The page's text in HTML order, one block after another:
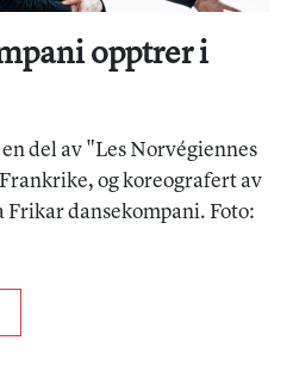
opptrer i
del av "Les Norvégiennes
og koreografert av
dansekompani. Foto: